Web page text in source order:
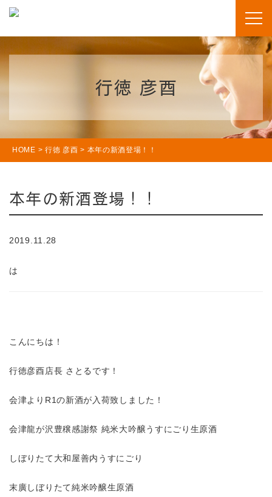
行徳 彦酉
HOME > 行徳 彦酉 > 本年の新酒登場！！
本年の新酒登場！！
2019.11.28
は
こんにちは！
行徳彦酉店長 さとるです！
会津より R1の新酒が入荷致しました！
会津龍が沢豊穣感謝祭 純米大吟醸うすにごり生原酒
しぼりたて大和屋善内うすにごり
末廣しぼりたて純米吟醸生原酒